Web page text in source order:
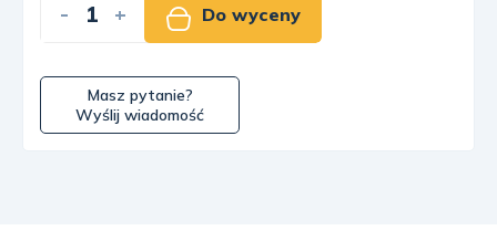
- + Do wyceny
Masz pytanie?
Wyślij wiadomość